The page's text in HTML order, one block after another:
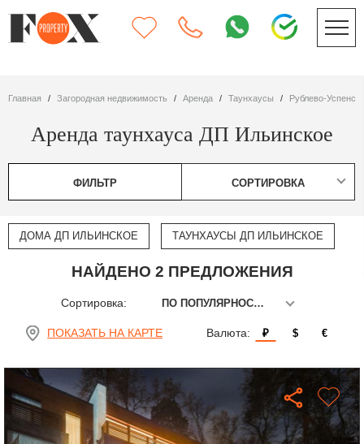
Главная Загородная недвижимость Аренда таунхаусы Рублево-
Аренда таунхауса ДП Ильинское
ФИЛЬТР СОРТИРОВКА
ДОМА ДП ИЛЬИНСКОЕ ТАУНХАУСЫ ДП ИЛЬИНСКОЕ
НАЙДЕНО 2 ПРЕДЛОЖЕНИЯ
Сортировка: ПО ПОПУЛЯРНОСТИ
ПОКАЗАТЬ НА КАРТЕ Валюта: ₽ $ €